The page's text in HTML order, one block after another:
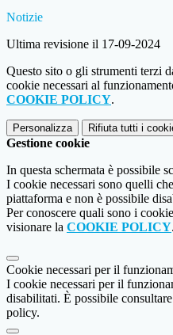
Notizie
Ultima revisione il 17-09-2024
Questo sito o gli strumenti terzi
cookie necessari al
COOKIE POLICY.
Personalizza Rifiuta tutti i
Gestione cookie
In questa schermata è possibile
I cookie necessari sono quelli
piattaforma e non è possibile
Per conoscere quali sono i
visionare la COOKIE POLICY.
Cookie necessari per il
I cookie necessari per il
disabilitati. È possibile
policy.